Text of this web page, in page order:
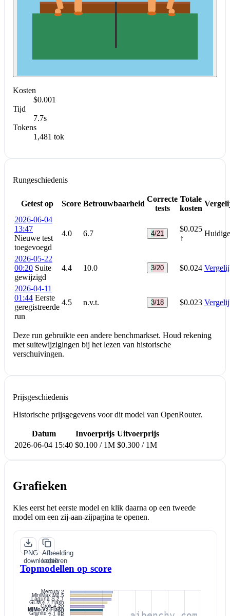
Kosten
$0.001
Tijd
7.7s
Tokens
1,481 tok
Rungeschiedenis
Getest op Score Betrouwbaarheid
Correcte
tests
Totale
kosten
2026-06-04
13:47
Nieuwe test
toegevoegd
4.0 6.7 4/21
$0.025
↑
2026-05-22
00:20 Suite
gewijzigd
4.4 10.0 3/20 $0.024
2026-04-11
01:44 Eerste
geregistreerde
run
4.5 n.v.t. 3/18 $0.023
Deze run gebruikte een andere benchmarkset. Houd rekening
met suitewijzigingen bij het lezen van historische
verschuivingen.
Prijsgeschiedenis
Historische prijsgegevens voor dit model van OpenRouter.
Datum Invoerprijs Uitvoerprijs
2026-06-04 15:40 $0.100 / 1M $0.300 / 1M
Grafieken
Kies eerst het eerste model en klik daarna op een tweede
model om een zij-aan-zijpagina te openen.
PNG
downloaden
Afbeelding
kopiëren
Topmodellen op score